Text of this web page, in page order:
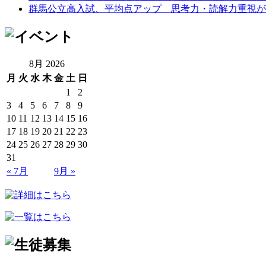
群馬公立高入試、平均点アップ 思考力・読解力重視
8月 2026
月 火 水 木 金 土 日
1
2
3
4 5 6 7 8
9
10 11 12 13 14 15 16
17 18 19 20 21 22 23
24 25 26 27 28 29 30
31
« 7月
9月 »